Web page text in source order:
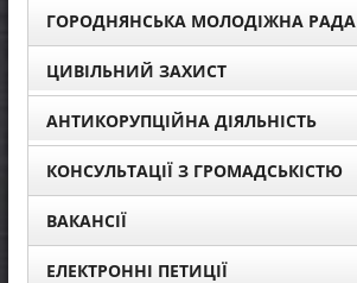
ГОРОДНЯНСЬКА МОЛОДІЖНА РАДА
ЦИВІЛЬНИЙ ЗАХИСТ
АНТИКОРУПЦІЙНА ДІЯЛЬНІСТЬ
КОНСУЛЬТАЦІЇ З ГРОМАДСЬКІСТЮ
ВАКАНСІЇ
ЕЛЕКТРОННІ ПЕТИЦІЇ